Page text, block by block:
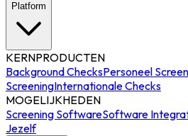
Platform
KERNPRODUCTEN
Background ChecksPersoneel
ScreeningInternationale Checks
MOGELIJKHEDEN
Screening SoftwareSoftware
Jezelf